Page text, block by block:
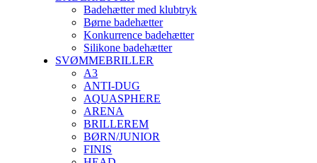
Badehætter med klubtryk
Børne badehætter
Konkurrence badehætter
Silikone badehætter
SVØMMEBRILLER
A3
ANTI-DUG
AQUASPHERE
ARENA
BRILLEREM
BØRN/JUNIOR
FINIS